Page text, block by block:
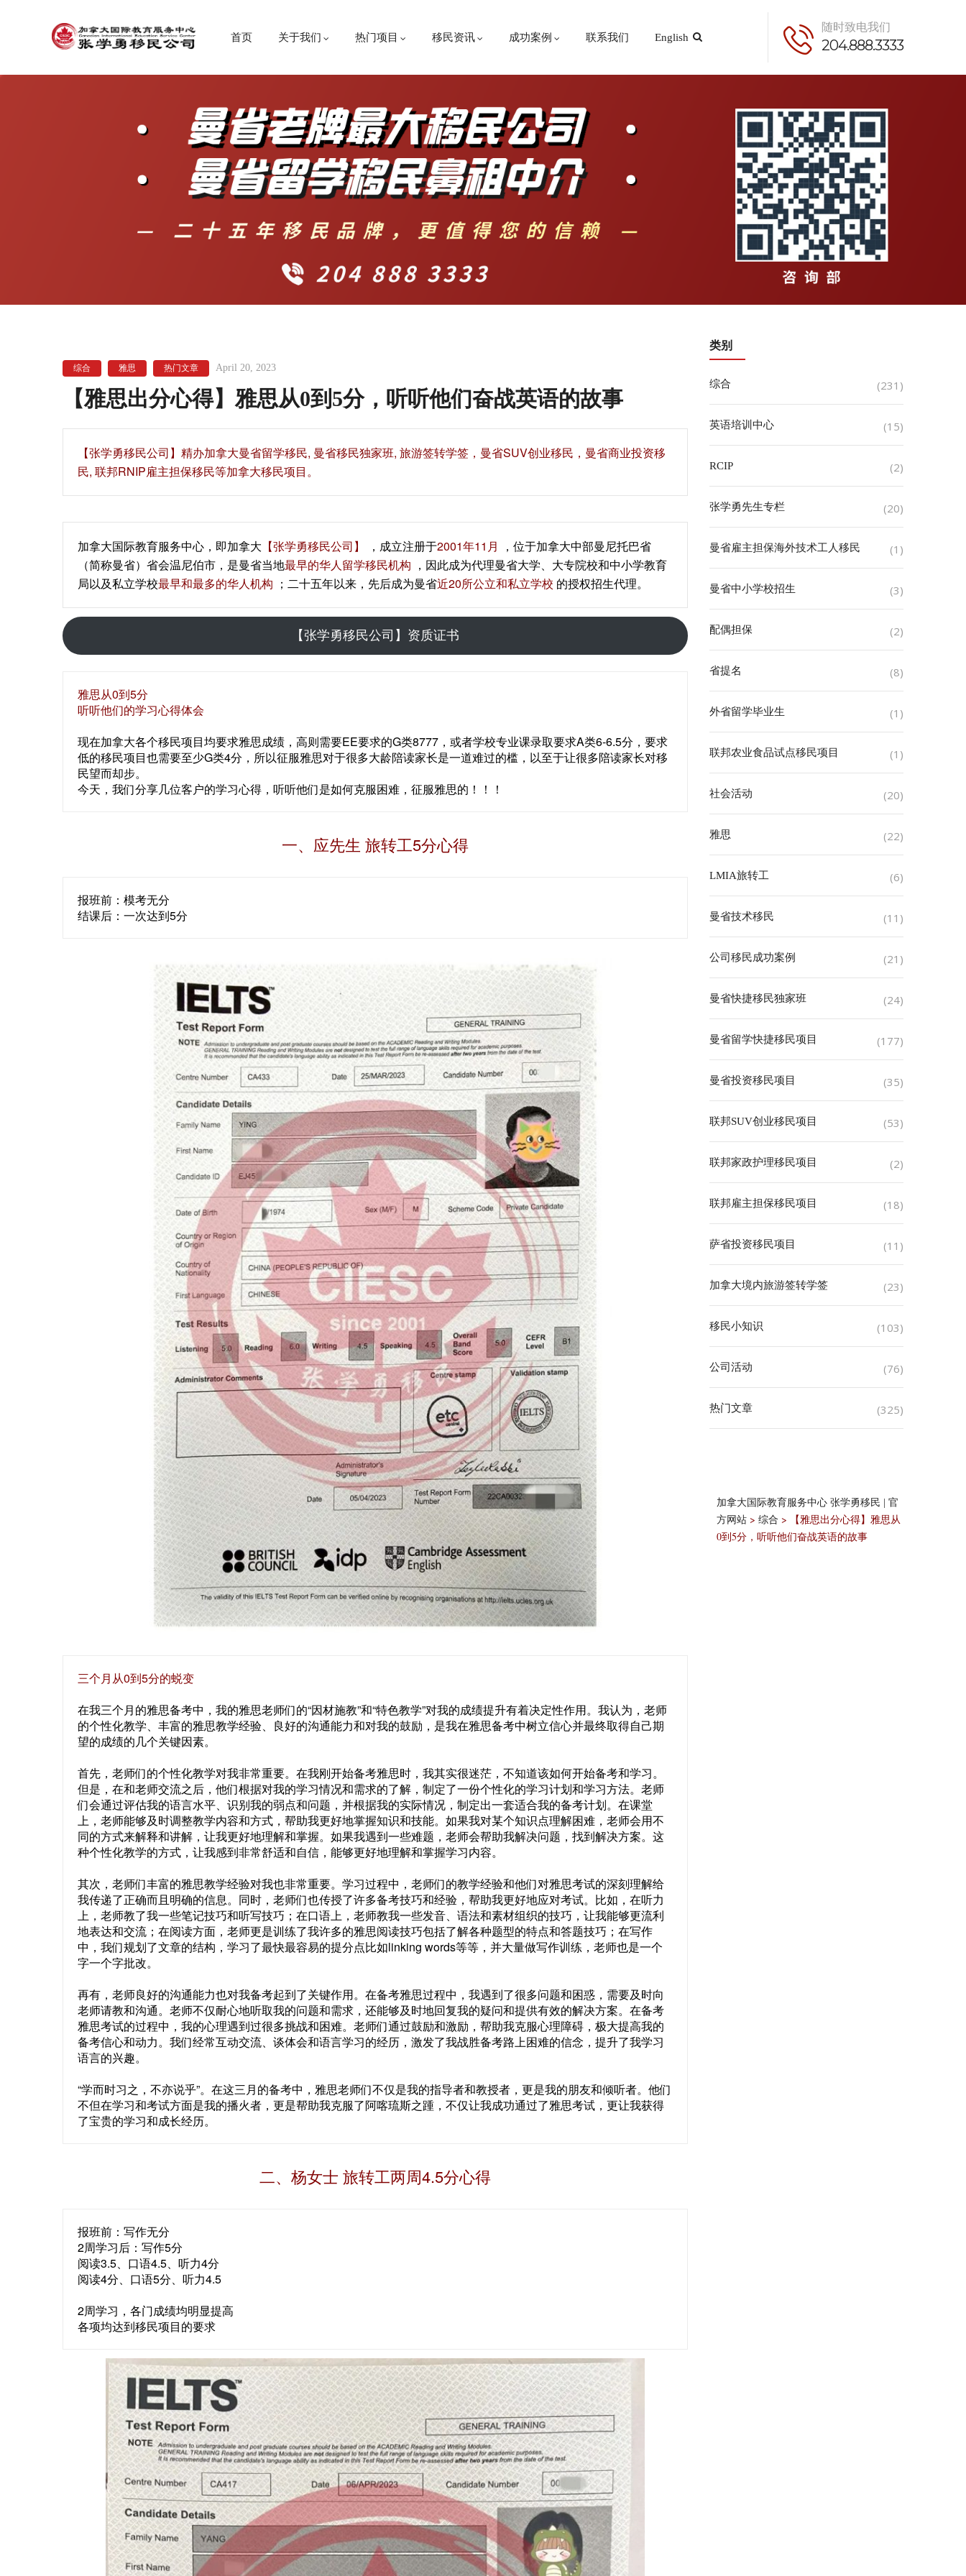
首页 关于我们 热门项目 移民资讯 成功案例 联系我们 English
随时致电我们
204.888.3333
综合 雅思 热门文章 April 20, 2023
【雅思出分心得】雅思从0到5分，听听他们奋战英语的故事
【‍张学勇移民公司‍】精办加拿大曼省留学移民, 曼省移民独家班, 旅游签转学签，曼省SUV创业移民，曼省商业投资移
民, 联邦RNIP雇主担保移民等加拿大移民项目。
加拿大国际教育服务中心，即加拿大 【张学勇移民公司】 ，成立注册于2001年11月
，位于加拿大中部曼尼托巴省
（简称曼省）省会温尼伯市，是曼省当地最早的华人留学移民机构 ，因此成为代理曼省大学、大专院校和中小学教育
局以及私立学校最早和最多的华人机构 ；二十五年以来，先后成为曼省近20所公立和私立学校 的授权招生代理。
【张学勇移民公司】资质证书
雅思从0到5分
听听他们的学习心得体会
现在加拿大各个移民项目均要求雅思成绩，高则需要EE要求的G类8777，或者学校专业课录取要求A类6-6.5分，要求
低的移民项目也需要至少G类4分，所以征服雅思对于很多大龄陪读家长是一道难过的槛，以至于让很多陪读家长对移
民望而却步。
今天，我们分享几位客户的学习心得，听听他们是如何克服困难，征服雅思的！！！
一、应先生 旅转工5分心得
报班前：模考无分
结课后：一次达到5分
三个月从0到5分的蜕变
在我三个月的雅思备考中，我的雅思老师们的“因材施教”和“特色教学”对我的成绩提升有着决定性作用。我认为，老师
的个性化教学、丰富的雅思教学经验、良好的沟通能力和对我的鼓励，是我在雅思备考中树立信心并最终取得自己期
望的成绩的几个关键因素。
首先，老师们的个性化教学对我非常重要。在我刚开始备考雅思时，我其实很迷茫，不知道该如何开始备考和学习。
但是，在和老师交流之后，他们根据对我的学习情况和需求的了解，制定了一份个性化的学习计划和学习方法。老师
们会通过评估我的语言水平、识别我的弱点和问题，并根据我的实际情况，制定出一套适合我的备考计划。在课堂
上，老师能够及时调整教学内容和方式，帮助我更好地掌握知识和技能。如果我对某个知识点理解困难，老师会用不
同的方式来解释和讲解，让我更好地理解和掌握。如果我遇到一些难题，老师会帮助我解决问题，找到解决方案。这
种个性化教学的方式，让我感到非常舒适和自信，能够更好地理解和掌握学习内容。
其次，老师们丰富的雅思教学经验对我也非常重要。学习过程中，老师们的教学经验和他们对雅思考试的深刻理解给
我传递了正确而且明确的信息。同时，老师们也传授了许多备考技巧和经验，帮助我更好地应对考试。比如，在听力
上，老师教了我一些笔记技巧和听写技巧；在口语上，老师教我一些发音、语法和素材组织的技巧，让我能够更流利
地表达和交流；在阅读方面，老师更是训练了我许多的雅思阅读技巧包括了解各种题型的特点和答题技巧；在写作
中，我们规划了文章的结构，学习了最快最容易的提分点比如linking words等等，并大量做写作训练，老师也是一个
字一个字批改。
再有，老师良好的沟通能力也对我备考起到了关键作用。在备考雅思过程中，我遇到了很多问题和困惑，需要及时向
老师请教和沟通。老师不仅耐心地听取我的问题和需求，还能够及时地回复我的疑问和提供有效的解决方案。在备考
雅思考试的过程中，我的心理遇到过很多挑战和困难。老师们通过鼓励和激励，帮助我克服心理障碍，极大提高我的
备考信心和动力。我们经常互动交流、谈体会和语言学习的经历，激发了我战胜备考路上困难的信念，提升了我学习
语言的兴趣。
“学而时习之，不亦说乎”。在这三月的备考中，雅思老师们不仅是我的指导者和教授者，更是我的朋友和倾听者。他们
不但在学习和考试方面是我的播火者，更是帮助我克服了阿喀琉斯之踵，不仅让我成功通过了雅思考试，更让我获得
了宝贵的学习和成长经历。
二、杨女士 旅转工两周4.5分心得
报班前：写作无分
2周学习后：写作5分
阅读3.5、口语4.5、听力4分
阅读4分、口语5分、听力4.5
2周学习，各门成绩均明显提高
各项均达到移民项目的要求
类别
综合 (231)
英语培训中心 (15)
RCIP (2)
张学勇先生专栏 (20)
曼省雇主担保海外技术工人移民 (1)
曼省中小学校招生 (3)
配偶担保 (2)
省提名 (8)
外省留学毕业生 (1)
联邦农业食品试点移民项目 (1)
社会活动 (20)
雅思 (22)
LMIA旅转工 (6)
曼省技术移民 (11)
公司移民成功案例 (21)
曼省快捷移民独家班 (24)
曼省留学快捷移民项目 (177)
曼省投资移民项目 (35)
联邦SUV创业移民项目 (53)
联邦家政护理移民项目 (2)
联邦雇主担保移民项目 (18)
萨省投资移民项目 (11)
加拿大境内旅游签转学签 (23)
移民小知识 (103)
公司活动 (76)
热门文章 (325)
加拿大国际教育服务中心 张学勇移民 | 官
方网站 > 综合 >
【雅思出分心得】雅思从
0到5分，听听他们奋战英语的故事